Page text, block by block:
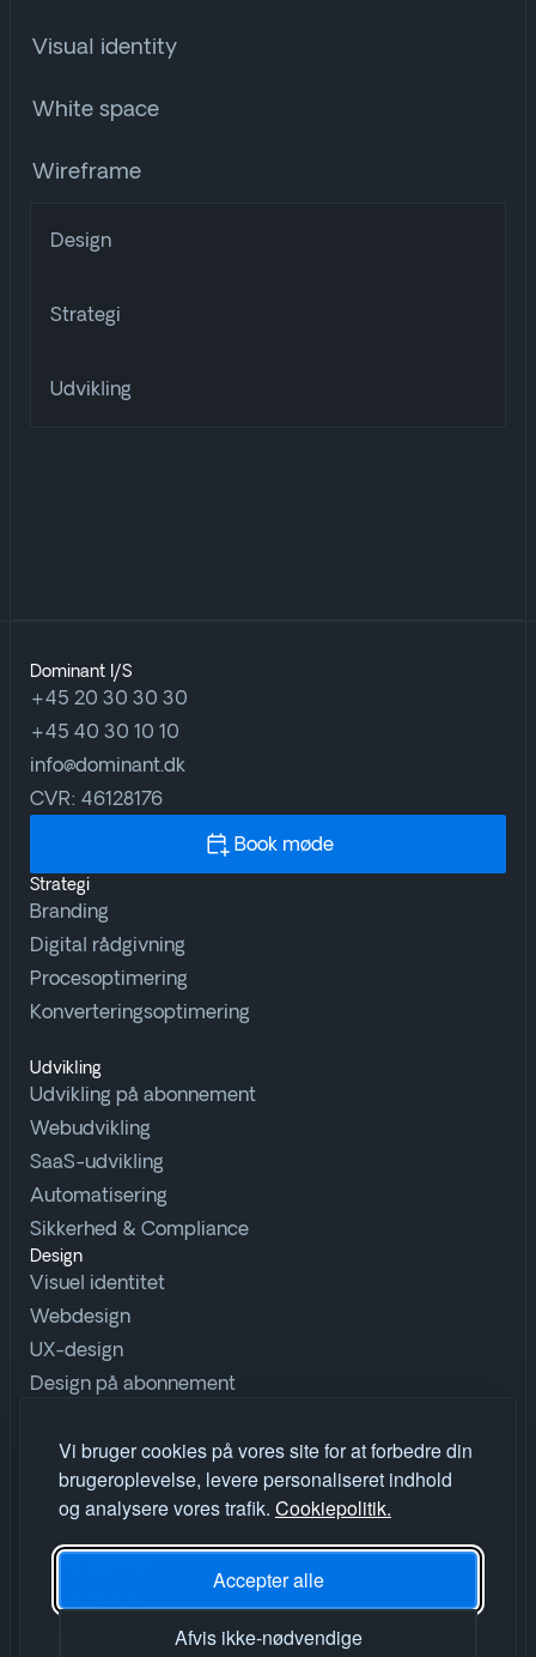
Vi bruger cookies på vores site for at forbedre din
brugeroplevelse, levere personaliseret indhold
og analysere vores trafik. Cookiepolitik.
Accepter alle
Afvis ikke-nødvendige
Design
Strategi
Udvikling
Visual identity
White space
Wireframe
Dominant I/S
+45 20 30 30 30
+45 40 30 10 10
info@dominant.dk
CVR: 46128176
Book møde
Strategi
Branding
Digital rådgivning
Procesoptimering
Konverteringsoptimering
Udvikling
Udvikling på abonnement
Webudvikling
SaaS-udvikling
Automatisering
Sikkerhed & Compliance
Design
Visuel identitet
Webdesign
UX-design
Design på abonnement
Udforsk
Ordbog
Insights
Vores proces